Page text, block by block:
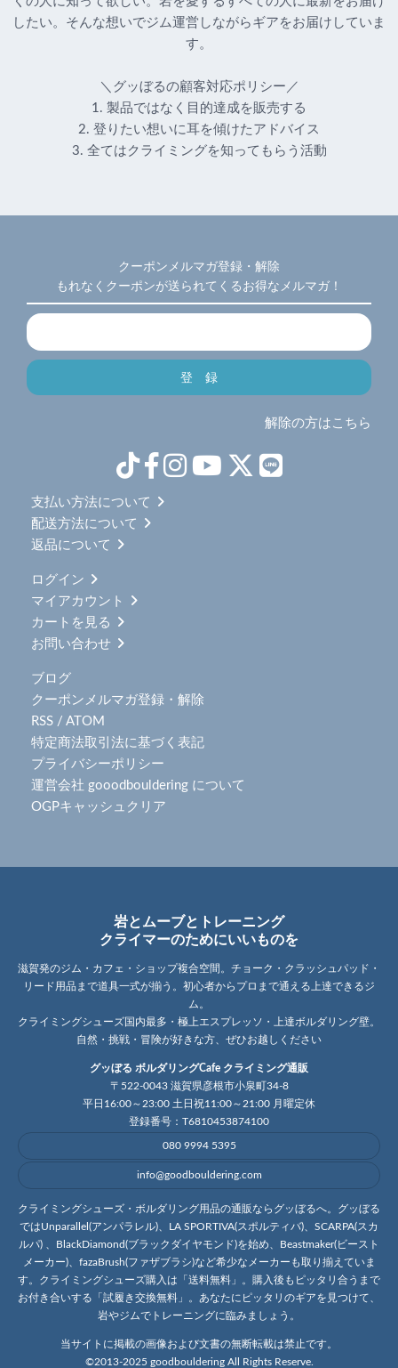
したい。そんな想いでジム運営しながらギアをお届けしていま
す。
＼グッぼるの顧客対応ポリシー／
1. 製品ではなく目的達成を販売する
2. 登りたい想いに耳を傾けたアドバイス
3. 全てはクライミングを知ってもらう活動
クーポンメルマガ登録・解除
もれなくクーポンが送られてくるお得なメルマガ！
解除の方はこちら
支払い方法について
配送方法について
返品について
ログイン
マイアカウント
カートを見る
お問い合わせ
ブログ
クーポンメルマガ登録・解除
RSS / ATOM
特定商法取引法に基づく表記
プライバシーポリシー
運営会社 gooodbouldering について
OGPキャッシュクリア
岩とムーブとトレーニング
クライマーのためにいいものを
滋賀発のジム・カフェ・ショップ複合空間。チョーク・クラッシュパッド・
リード用品まで道具一式が揃う。初心者からプロまで通える上達できるジ
ム。
クライミングシューズ国内最多・極上エスプレッソ・上達ボルダリング壁。
自然・挑戦・冒険が好きな方、ぜひお越しください
グッぼる ボルダリングCafe クライミング通販
〒522-0043 滋賀県彦根市小泉町34-8
平日16:00～23:00 土日祝11:00～21:00 月曜定休
登録番号：T6810453874100
080 9994 5395
info@goodbouldering.com
クライミングシューズ・ボルダリング用品の通販ならグッぼるへ。グッぼる
ではUnparallel(アンパラレル)、LA SPORTIVA(スポルティバ)、SCARPA(スカ
ルパ) 、BlackDiamond(ブラックダイヤモンド)を始め、Beastmaker(ビースト
メーカー)、fazaBrush(ファザブラシ)など希少なメーカーも取り揃えていま
す。クライミングシューズ購入は「送料無料」。購入後もピッタリ合うまで
お付き合いする「試履き交換無料」。あなたにピッタリのギアを見つけて、
岩やジムでトレーニングに臨みましょう。
当サイトに掲載の画像および文書の無断転載は禁止です。
©2013-2025 goodbouldering All Rights Reserve.